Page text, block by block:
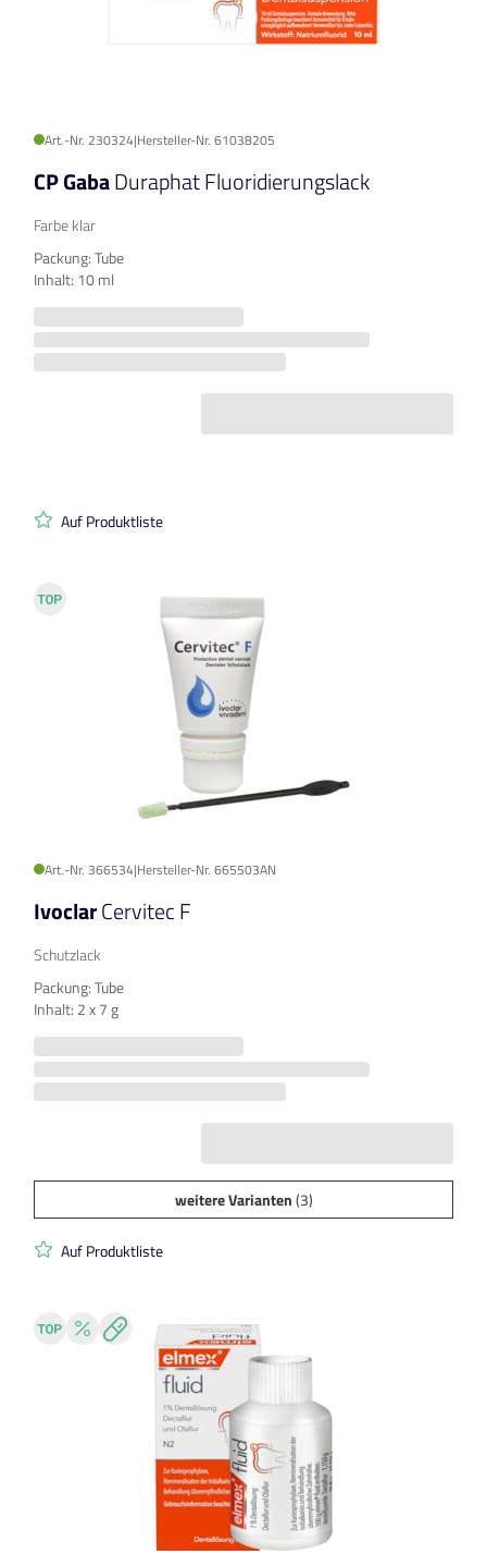
Art.-Nr. 230324|Hersteller-Nr. 61038205
CP GabaDuraphat Fluoridierungslack
Farbe klar
Packung: Tube
Inhalt: 10 ml
Auf Produktliste
Art.-Nr. 366534|Hersteller-Nr. 665503AN
IvoclarCervitec F
Schutzlack
Packung: Tube
Inhalt: 2 x 7 g
weitere Varianten(3)
Auf Produktliste